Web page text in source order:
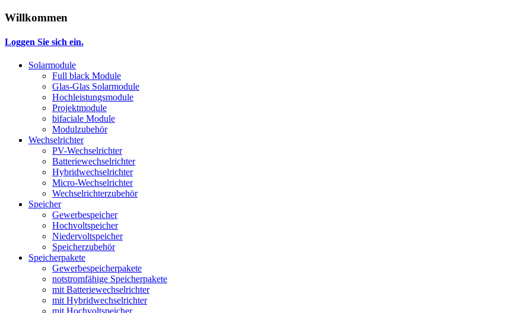
Willkommen
Loggen Sie sich ein.
Solarmodule
Full black Module
Glas-Glas Solarmodule
Hochleistungsmodule
Projektmodule
bifaciale Module
Modulzubehör
Wechselrichter
PV-Wechselrichter
Batteriewechselrichter
Hybridwechselrichter
Micro-Wechselrichter
Wechselrichterzubehör
Speicher
Gewerbespeicher
Hochvoltspeicher
Niedervoltspeicher
Speicherzubehör
Speicherpakete
Gewerbespeicherpakete
notstromfähige Speicherpakete
mit Batteriewechselrichter
mit Hybridwechselrichter